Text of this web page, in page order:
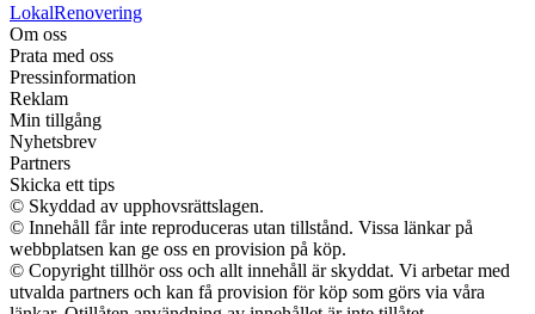
LokalRenovering
Om oss
Prata med oss
Pressinformation
Reklam
Min tillgång
Nyhetsbrev
Partners
Skicka ett tips
© Skyddad av upphovsrättslagen.
© Innehåll får inte reproduceras utan tillstånd. Vissa länkar på
webbplatsen kan ge oss en provision på köp.
© Copyright tillhör oss och allt innehåll är skyddat. Vi arbetar med
utvalda partners och kan få provision för köp som görs via våra